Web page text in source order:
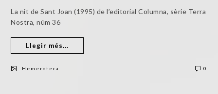
La nit de Sant Joan (1995) de l’editorial Columna, sèrie Terra
Nostra, núm 36
Llegir més...
Hemeroteca 0